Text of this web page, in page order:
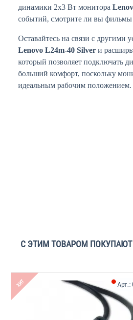
динамики 2x3 Вт монитора
событий, смотрите ли вы фильмы
Оставайтесь на связи с
Lenovo L24m-40 Silver и
который позволяет подключать
больший комфорт, поскольку
идеальным рабочим положением.
С ЭТИМ ТОВАРОМ ПОКУПАЮТ
ХИТ Арт.: